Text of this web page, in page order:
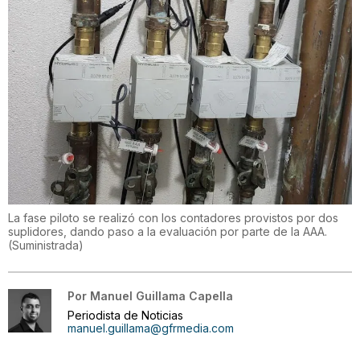
La fase piloto se realizó con los contadores provistos por dos
suplidores, dando paso a la evaluación por parte de la AAA.
(Suministrada)
Por Manuel Guillama Capella
Periodista de Noticias
manuel.guillama@gfrmedia.com